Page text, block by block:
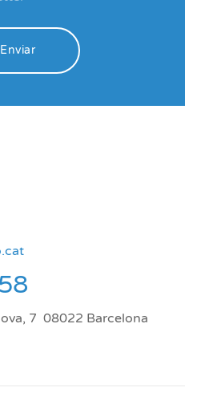
Enviar
7 08022 Barcelona